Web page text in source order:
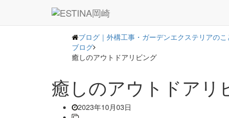
― BLOG ―
ブログ｜外構工事・ガーデンエクステリアの
ブログ
癒しのアウトドアリビング
癒しのアウトドアリ
2023年10月03日